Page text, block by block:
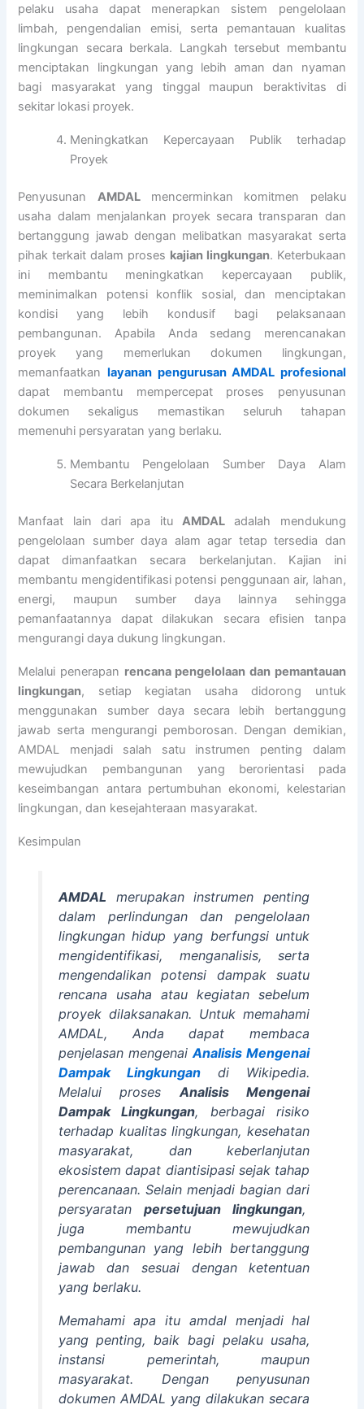
pelaku usaha dapat menerapkan sistem pengelolaan
limbah, pengendalian emisi, serta pemantauan kualitas
lingkungan secara berkala. Langkah tersebut membantu
menciptakan lingkungan yang lebih aman dan nyaman
bagi masyarakat yang tinggal maupun beraktivitas di
sekitar lokasi proyek.
Meningkatkan Kepercayaan Publik terhadap
Proyek
Penyusunan AMDALmencerminkan komitmen pelaku
usaha dalam menjalankan proyek secara transparan dan
bertanggung jawab dengan melibatkan masyarakat serta
pihak terkait dalam proses kajian lingkungan. Keterbukaan
ini membantu meningkatkan kepercayaan publik,
meminimalkan potensi konflik sosial, dan menciptakan
kondisi yang lebih kondusif bagi pelaksanaan
pembangunan. Apabila Anda sedang merencanakan
proyek yang memerlukan dokumen lingkungan,
memanfaatkan layanan pengurusan AMDAL profesional
dapat membantu mempercepat proses penyusunan
dokumen sekaligus memastikan seluruh tahapan
memenuhi persyaratan yang berlaku.
Membantu Pengelolaan Sumber Daya Alam
Secara Berkelanjutan
Manfaat lain dari apa itu AMDALadalah mendukung
pengelolaan sumber daya alam agar tetap tersedia dan
dapat dimanfaatkan secara berkelanjutan. Kajian ini
membantu mengidentifikasi potensi penggunaan air, lahan,
energi, maupun sumber daya lainnya sehingga
pemanfaatannya dapat dilakukan secara efisien tanpa
mengurangi daya dukung lingkungan.
Melalui penerapan rencana pengelolaan dan pemantauan
lingkungan, setiap kegiatan usaha didorong untuk
menggunakan sumber daya secara lebih bertanggung
jawab serta mengurangi pemborosan. Dengan demikian,
AMDAL menjadi salah satu instrumen penting dalam
mewujudkan pembangunan yang berorientasi pada
keseimbangan antara pertumbuhan ekonomi, kelestarian
lingkungan, dan kesejahteraan masyarakat.
Kesimpulan
AMDAL merupakan instrumen penting
dalam perlindungan dan pengelolaan
lingkungan hidup yang berfungsi untuk
mengidentifikasi, menganalisis, serta
mengendalikan potensi dampak suatu
rencana usaha atau kegiatan sebelum
proyek dilaksanakan. Untuk memahami
AMDAL, Anda dapat membaca
penjelasan mengenaiAnalisis Mengenai
Dampak Lingkungandi Wikipedia.
Melalui prosesAnalisis Mengenai
Dampak Lingkungan, berbagai risiko
terhadap kualitas lingkungan, kesehatan
masyarakat, dan keberlanjutan
ekosistem dapat diantisipasi sejak tahap
perencanaan. Selain menjadi bagian dari
persyaratan persetujuan lingkungan,
juga membantu mewujudkan
pembangunan yang lebih bertanggung
jawab dan sesuai dengan ketentuan
yang berlaku.
Memahami apa itu amdal menjadi hal
yang penting, baik bagi pelaku usaha,
instansi pemerintah, maupun
masyarakat. Dengan penyusunan
dokumen AMDAL yang dilakukan secara